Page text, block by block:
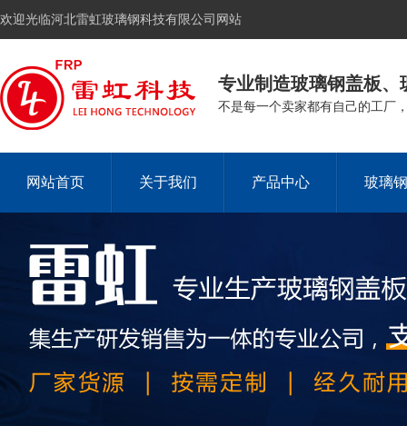
欢迎光临河北雷虹玻璃钢科技有限公司网站
专业制造玻璃钢盖板
不是每一个卖家都有自己的工厂
网站首页 关于我们 产品中心 玻璃